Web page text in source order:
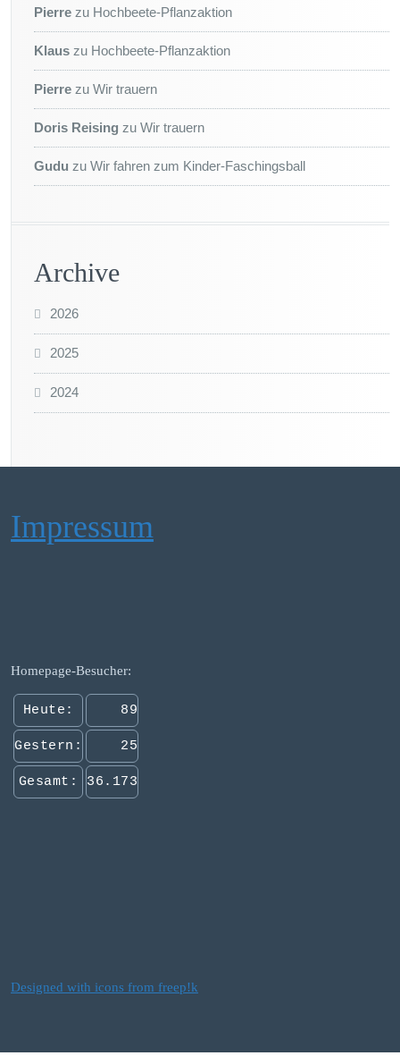
Pierre zu Hochbeete-Pflanzaktion
Klaus zu Hochbeete-Pflanzaktion
Pierre zu Wir trauern
Doris Reising zu Wir trauern
Gudu zu Wir fahren zum Kinder-Faschingsball
Archive
2026
2025
2024
Impressum
Homepage-Besucher:
Heute: 89
Gestern: 25
Gesamt: 36.173
Designed with icons from freep!k